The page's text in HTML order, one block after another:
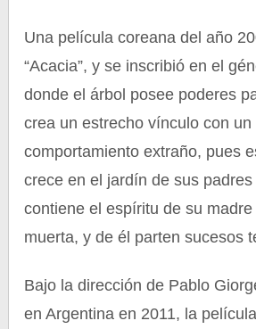
Una película coreana del año
“Acacia”, y se inscribió en el
donde el árbol posee poderes
crea un estrecho vínculo con un
comportamiento extraño, pues
crece en el jardín de sus
contiene el espíritu de su
muerta, y de él parten sucesos
Bajo la dirección de Pablo
en Argentina en 2011, la